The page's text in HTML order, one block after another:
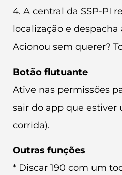
4. A central da SSP-PI
localização e despacha
Acionou sem querer?
Botão flutuante
Ative nas permissões
sair do app que estiver
corrida).
Outras funções
* Discar 190 com um